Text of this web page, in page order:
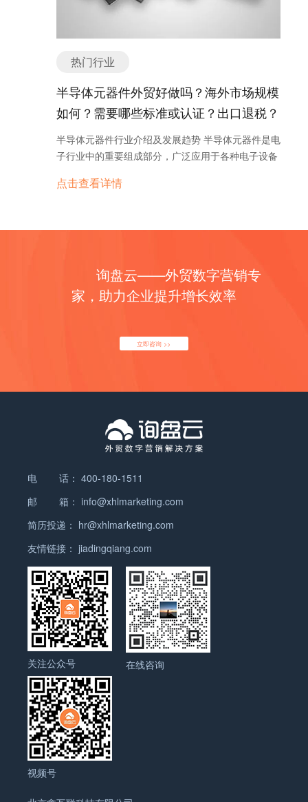
说，焊机在海外市场有着相当大的规模。随着技术的
在持续增长。因此，焊机制造商应密切关注海外市场
的变化，积极拓展海外业务，以获得更多的机会和利
润。 焊机主要出口哪些国家地区？ 焊机主要出口的
国家地区有以下几个： 1. 美国：作为世界上最大的
经济体之一，美国市场对于焊机的需求量很大。美国
的制造业发达，对于焊接设备的需求较高，因此焊机
非常发达，对于高质量的焊机有着较高的需求，因此
日本的汽车制造业、电子产业等都需要大量的焊接设
备，因此焊机经常被出口到日本。 4. 韩国：韩国是
机经常被出口到韩国。 5. 印度：印度是世界上人口
巴西、俄罗斯、澳大利亚等。这些国家地区的制造业
发展较快，对于焊接设备的需求也在增加，因此焊机
欢迎微信联系我们。焊机出口需要哪些标准或认证？
焊机出口需要符合国际质量标准和认证要求，以确保
准和认证要求： 1.…
商，它们拥有先进的技术和强大的品牌影响力。因
的功夫，以赢得市场份额。 另外，国际贸易政策的变
化也可能对动物麻醉机出口造成一定的影响。贸易摩
擦和关税政策的调整可能导致出口成本上升，进而影
响企业的出口竞争力。 综上所述，动物麻醉机作为一
种专业设备，在国际市场上有着广阔的出口潜力。然
而，企业在出口过程中需要面对市场竞争和贸易政策
等挑战。只有通过技术创新、品质提升和市场拓展等
方式，才能在国际市场上取得成功。 动物麻醉机海外
疗过程中的重要设备。它能够帮助兽医将动物安全地
人们对于动物的健康和福利非常重视，尤其是在宠物
领域。宠物主人愿意为了宠物的手术和治疗提供最好
的条件，包括使用先进的麻醉设备。此外，动物麻醉
在手术和研究过程中的安全和舒适。 根据市场研究报
告，全球动物麻醉机市场规模预计将在未来几年内持
提供手术和治疗服务，从而增加了对动物麻醉机的需
求。 2. 兽医行业发展：兽医行业在全球范围内也在
不断发展壮大。越来越多的兽医诊所和兽医医院涌现
使用先进的麻醉设备可以提高手术效率和动物治疗的
质量。 3. 畜牧业需求：畜牧业是全球经济的重要组
成部分，需要进行大量的动物手术和治疗。使用高品
质的动物麻醉机可以确保手术过程中动物的安全和舒
适，从而提高畜牧业的效益。 4. 技术创新：随着科
技的不断进步，动物麻醉机的技术也在不断改进和创
新。新型的麻醉机具有更高的安全性和效率，满足了
兽医和宠物主人对于更好的麻醉体验的需求。 总的来
说，动物麻醉机在海外市场具有巨大的潜力。随着人
们对动物福利的关注度不断提高，动物麻醉机的需求
将会持续增长。同时，技术的不断创新和市场竞争也
将推动动物麻醉机市场的发展。 动物麻醉机主要出口
哪些国家地区？ 动物麻醉机是一种用于动物麻醉和手
术操作的设备。它可以帮助兽医或动物保健专业人士
安全有效地对动物进行麻醉，从而减少动物在手术过
程中的痛苦和压力。 动物麻醉机在全球范围内有着广
泛的应用和需求。主要出口的国家和地区包括：…
光学耦合器：光学耦合器是一种能够将光信号从一个
有光纤耦合器、光纤连接器等。 8. 光学衰减器：光
学衰减器是一种能够调节光信号强度的元器件。常见
上仅为光学元器件的一部分主要分类或种类，随着科
技的发展，新型的光学元器件不断涌现，为光学领域
欢迎微信联系我们。光学元器件外贸形势如何？出口
是否好做？ 光学元器件的外贸形势目前非常不错。随
着全球经济的发展和科技进步的推动，光学元器件在
各个领域的应用越来越广泛，需求量也在不断增加。
出口并不是一件容易的事情。首先，光学元器件的制
造需要高精密度的加工设备和技术，这对于一些小型
企业来说可能是一个挑战。其次，光学元器件的质量
果。因此，企业需要具备强大的技术实力和严格的质
口设置了一定的限制和标准，企业需要了解并遵守相
烈，来自其他国家和地区的竞争对手也在积极开拓市
场。 综上所述，光学元器件的外贸形势较好，出口潜
力巨大。但企业在开展光学元器件的出口业务时需要
注意技术和质量要求，了解并遵守相关的法规和标
海外市场规模如何？ 光学元器件是指在光学系统中使
用的各种设备和部件，包括光纤、激光器、光学滤波
域的快速发展，光学元器件市场也在不断扩大。 海外
市场是光学元器件的重要销售区域之一。根据市场研
究报告，近年来海外市场对光学元器件的需求呈现出
稳步增长的趋势。这主要得益于光通信和光显示市场
的快速发展。光通信是光学元器件的主要应用领域之
一，随着5G网络和云计算的普及，对光通信设备和
元器件的需求不断增加。同时，光显示技术也在电
视、手机等消费电子产品中得到广泛应用，对光学元
器件的需求也在不断增长。 在海外市场中，亚太地区
是光学元器件的主要销售区域。亚太地区拥有庞大的
人口和快速发展的经济，对光学元器件的需求量相对
较高。特别是中国、日本和韩国等国家，在光通信和
光显示领域的技术研发和产业化方面取得了重要进
物加工等作用，方便了家庭的烹饪和食品储存。 2.
时间和精力。 3. 清洁电器：如吸尘器、扫地机器
地清洁地板、地毯、家具等，提高生活质量。 4. 空
调与取暖电器：包括空调、暖风机、电暖气等。这些
健康电器：如按摩椅、按摩器、血压计等。这些电器
可以帮助人们放松身心，改善健康状况。 6. 电视与
影音电器：包括电视机、音响、投影仪、DVD播放器
电动剃须刀、电动牙刷、电吹风等。这些电器可以帮
助办公室提高工作效率。 9. 娱乐电器：如游戏机、
摄像机、音乐播放器等。这些电器可以提供娱乐和休
的生活提供了便利和舒适。 如有任何问题，欢迎微信
的提高和消费能力的增强，对家电产品的需求也相应
作为消费品的一种，其出口市场主要集中在发达国家
和新兴经济体。发达国家如美国、欧洲国家等对高品
印度等国家的消费市场也在迅速扩大。这些国家和地
的机会。 当然，家用电器出口并不是一件轻松的事
情。在市场竞争激烈的情况下，产品质量、性能、价
格等方面都需要与竞争对手相匹配甚至超越。此外，
产品符合当地的规定。 此外，家用电器出口还需要考
虑到物流和运输成本、海关手续等方面的问题。这些
因素都会对出口业务的成本和效益产生影响，需要在
出口计划中予以充分考虑。 综上所述，家用电器的外
贸形势较好，尤其是在全球经济复苏的背景下。然
而，出口家用电器并非易事，需要考虑多个因素并制
定有效的出口策略。只有通过不断提升产品质量、满
足市场需求并合理控制成本，才能在激烈的竞争中取
得成功。 家用电器 海外市场规模如何？ 随着全球化
的发展，家用电器市场逐渐扩展到海外市场。海外消
费者对于家用电器的需求不断增长，使得海外市场规
模不断扩大。 首先，海外市场的规模受到国际贸易的
求，发动机制造商正在研发和推广新的清洁燃料和低
电池发动机等。 2. 智能化和自动化：随着科技的进
步，发动机行业正朝着智能化和自动化方向发展。现
代发动机配备了各种传感器和控制系统，能够实时监
测和调整发动机的工作状态，提高其性能和可靠性。
同时，自动化生产线的应用也使发动机制造过程更加
高效和精确。 3. 新能源技术的崛起：随着可再生能
挑战和机遇。新能源技术，如电动发动机和燃料电池
着全球经济一体化的深入发展，发动机行业的竞争日
能，降低成本，以在全球市场上保持竞争力。同时，
国际合作和技术交流也成为发动机行业发展的重要趋
势。 总之，发动机行业在环保技术、智能化、新能源
继续迎来新的挑战和机遇。 发动机产品主要分类或种
压气体推动活塞运动的发动机。内燃机又可分为汽油
发动机和柴油发动机两大类。 2. 汽油发动机：汽油
混合了空气和汽油的气体燃烧产生能量，推动活塞运
动，从而驱动车辆或机械设备。 3. 柴油发动机：柴
机相比，柴油发动机具有更高的热效率和较低的燃料
消耗，因此在大型车辆和工业设备中广泛应用。 4.
涡轮增压发动机：涡轮增压发动机是一种通过增加进
气压力来提高发动机性能的发动机。它利用废气流动
驱动涡轮，涡轮通过轴将压缩空气送入气缸，从而提
高燃烧效率。 5. Wankel发动机：Wankel发动机是一
种利用转子运动产生机械能的发动机。它与传统的活
塞式发动机不同，采用旋转式结构，具有较高的功率
密度和平滑的运行特性。 6. 电动发动机：电动发动
机是一种使用电能转化为机械能的发动机。它通过电
流在线圈中产生磁场，从而使转子受到电磁力的作用
而旋转，实现能量转换。 7. 水力发动机：水力发动
机是一种利用水流动能转化为机械能的发动机。常见
的水力发动机包括水轮机和涡轮发电机，广泛应用于
水电站和水力发电领域。 以上是一些常见的发动机分
优势和特点。随着科技的不断发展，发动机技术也在
热门行业
半导体元器件外贸好做吗？海外市场规模
如何？需要哪些标准或认证？出口退税？
如何找分销商或客户？
半导体元器件行业介绍及发展趋势 半导体元器件是电
子行业中的重要组成部分，广泛应用于各种电子设备
体元器件包括晶体管、二极管、集成电路等。晶体管
复杂功能的特点。 随着信息技术的快速发展，半导体
元器件的需求也在不断增加。例如，智能手机、平板
电脑、电视等消费电子产品的普及，以及工业自动
出了更高的要求。 在半导体元器件行业的发展中，有
几个主要的趋势值得关注。首先是集成度的不断提
低。随着绿色环保理念的普及，节能减排成为了各个
行业关注的重点。半导体元器件在功耗方面的改进可
以有效降低电子设备的能耗，减少对环境的影响。 另
元器件行业带来了新的机遇。这些技术的快速发展对
处理速度和数据存储能力提出了更高的要求，而半导
体元器件正是实现这些要求的关键。 总体而言，半导
体元器件行业具有广阔的市场前景和发展空间。随着
科技的不断进步和应用领域的不断扩大，半导体元器
件的需求将持续增长。同时，行业内的竞争也将更加
激烈，要求企业不断创新和提高自身技术水平，以适
应市场的变化和需求的多样化。 半导体元器件产品主
要分类或种类有哪些？ 半导体元器件是电子设备中不
可或缺的组成部分，广泛应用于通信、计算机、消费
电子、汽车电子等领域。半导体元器件的产品主要分
类或种类包括： 1. 整流器件：包括二极管和整流桥
等，用于将交流电转换为直流电，常用于电源电路
中。 2. 放大器件：包括晶体管和场效应管等，用于
放大电信号，常用于放大器、音频设备等。 3. 开关
器件：包括晶闸管、可控硅等，用于控制电流的通
断，常用于电源开关、调光器等。 4. 传感器件：包
点击查看详情
询盘云——外贸数字营销专
家，助力企业提升增长效率
立即咨询 >>
电 话： 400-180-1511
邮 箱： info@xhlmarketing.com
简历投递： hr@xhlmarketing.com
友情链接： jiadingqiang.com
关注公众号 在线咨询
视频号